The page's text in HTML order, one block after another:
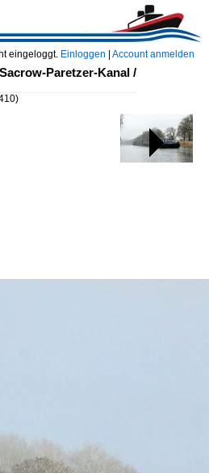
eingeloggt. Einloggen Account anmelden
Paretzer-Kanal /